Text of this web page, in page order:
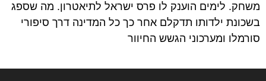
משחק. לימים הוענק לו פרס ישראל לתיאטרון. מה שספג
בשכונת ילדותו תדקלם אחר כך כל המדינה דרך סיפורי
סורמלו ומערכוני הגשש החיוור